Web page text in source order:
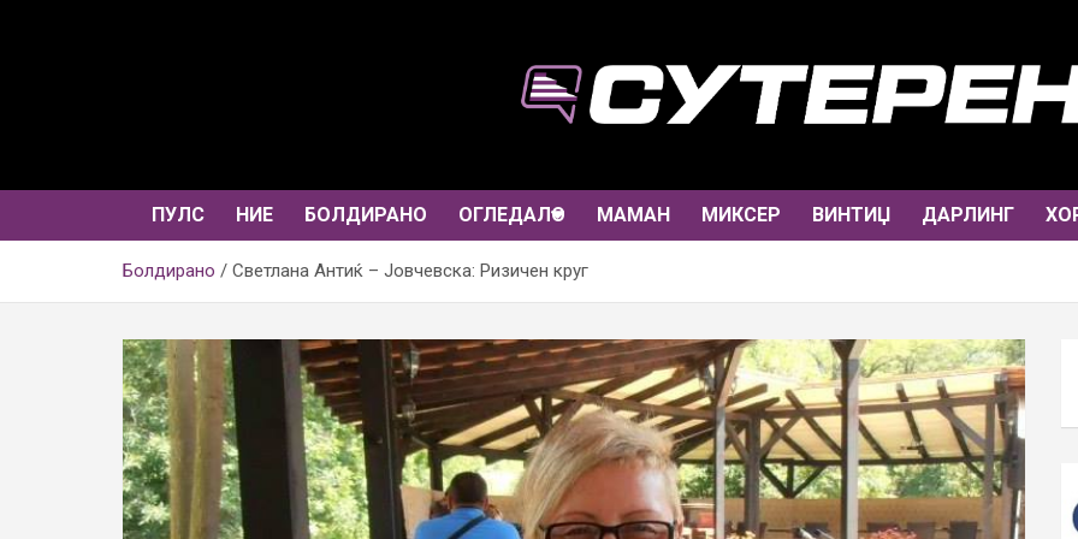
ПУЛС НИЕ БОЛДИРАНО ОГЛЕДАЛО МАМАН МИКСЕР ВИНТИЏ ДАРЛИНГ
Болдирано Светлана Антиќ – Јовчевска: Ризичен круг